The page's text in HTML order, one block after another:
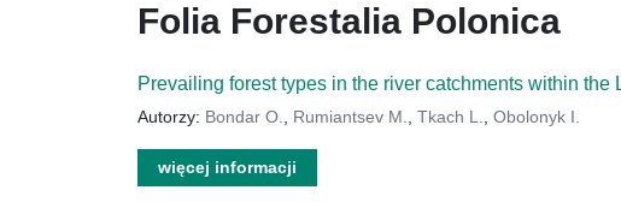
Folia Forestalia Polonica
Prevailing forest types in the river catchments within
Autorzy: Bondar O. Rumiantsev M. Tkach L. Obolonyk I.
więcej informacji